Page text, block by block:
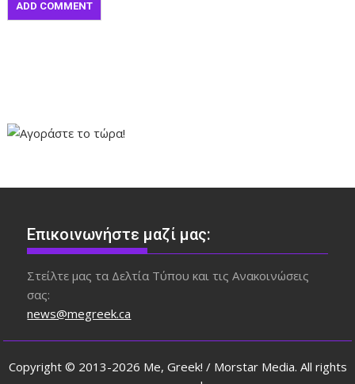
Επικοινωνήστε μαζί μας:
Στείλτε μας τα Δελτία Τύπου και τις Ανακοινώσεις
σας:
news@megreek.ca
Copyright © 2013-2026 Me, Greek! / Morstar Media. All rights